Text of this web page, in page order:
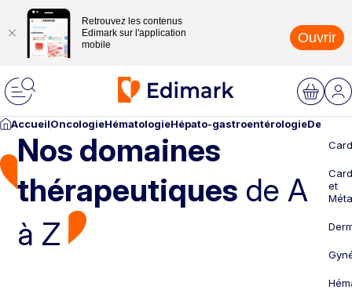
Retrouvez les contenus
Edimark sur l'application
mobile
Ouvrir
AccueilOncologieHématologieHépato-gastroentérologie
Nos domaines
thérapeutiques de A
à Z
et